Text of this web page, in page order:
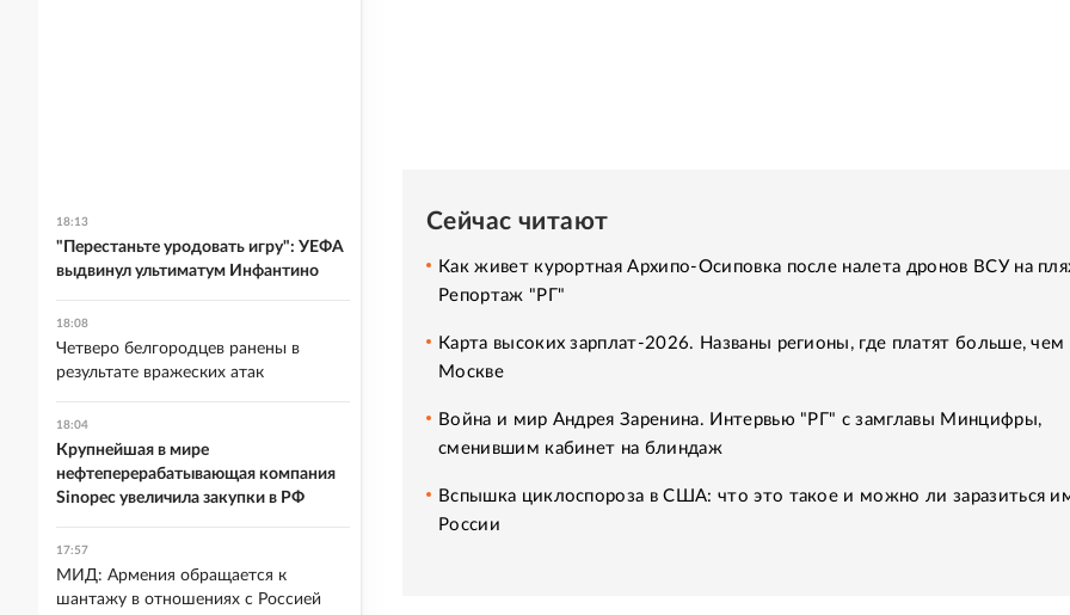
Сейчас читают
Как живет курортная Архипо-Осиповка после налета дронов ВСУ на
Репортаж "РГ"
Карта высоких зарплат-2026. Названы регионы, где платят больше, чем
Москве
Война и мир Андрея Заренина. Интервью "РГ" с замглавы Минцифры,
сменившим кабинет на блиндаж
Вспышка циклоспороза в США: что это такое и можно ли заразиться
России
18:13
"Перестаньте уродовать игру": УЕФА
выдвинул ультиматум Инфантино
18:08
Четверо белгородцев ранены в
результате вражеских атак
18:04
Крупнейшая в мире
нефтеперерабатывающая компания
Sinopec увеличила закупки в РФ
17:57
МИД: Армения обращается к
шантажу в отношениях с Россией